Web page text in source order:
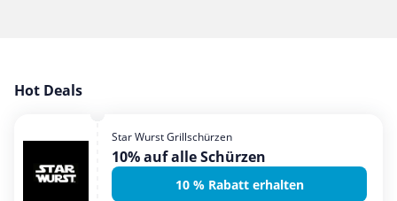
Garten, Haushalt & Tiere
Mobilfunk & Internet
Mode & Accessoires
Hot Deals
Star Wurst Grillschürzen
10% auf alle Schürzen
10 % Rabatt erhalten